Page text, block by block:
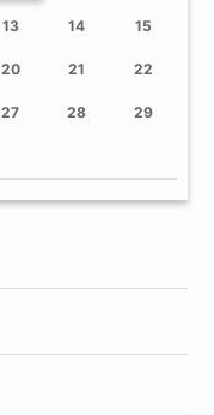
13 14 15
20 21 22
27 28 29